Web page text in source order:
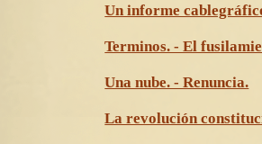
Un informe
Terminos. - El
Una nube. - Renuncia.
La revolución